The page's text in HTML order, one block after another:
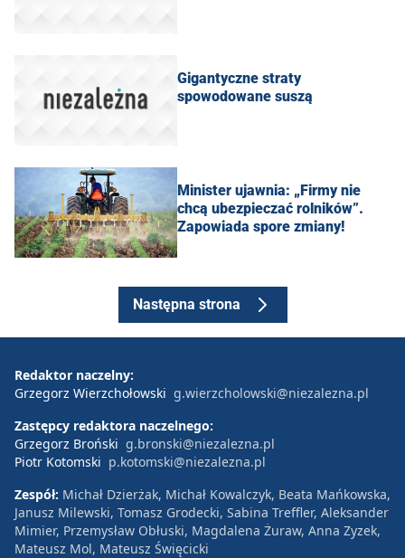
Gigantyczne straty
spowodowane suszą
Minister ujawnia: „Firmy nie
chcą ubezpieczać rolników”.
Zapowiada spore zmiany!
Następna strona
Redaktor naczelny:
Grzegorz Wierzchołowski g.wierzcholowski@niezalezna.pl
Zastępcy redaktora naczelnego:
Grzegorz Broński g.bronski@niezalezna.pl
Piotr Kotomski p.kotomski@niezalezna.pl
Zespół: Michał Dzierżak, Michał Kowalczyk, Beata Mańkowska,
Janusz Milewski, Tomasz Grodecki, Sabina Treffler, Aleksander
Mimier, Przemysław Obłuski, Magdalena Żuraw, Anna Zyzek,
Mateusz Mol, Mateusz Święcicki